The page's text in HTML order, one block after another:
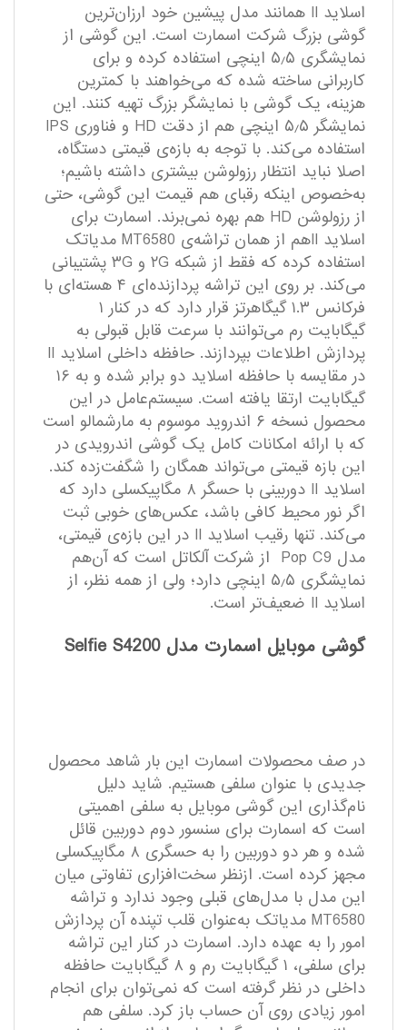
اسلاید II همانند مدل پیشین خود ارزان‌ترین
گوشی بزرگ شرکت اسمارت است. این گوشی از
نمایشگری ۵٫۵ اینچی استفاده کرده و برای
کاربرانی ساخته شده که می‌خواهند با کمترین
هزینه، یک گوشی با نمایشگر بزرگ تهیه کنند. این
نمایشگر ۵٫۵ اینچی هم از دقت HD و فناوری IPS
استفاده می‌کند. با توجه به بازه‌ی قیمتی دستگاه،
اصلا نباید انتظار رزولوشن بیشتری داشته باشیم؛
به‌خصوص اینکه رقبای هم قیمت این گوشی، حتی
از رزولوشن HD هم بهره نمی‌برند. اسمارت برای
اسلاید IIهم از همان تراشه‌ی MT6580 مدیاتک
استفاده کرده که فقط از شبکه ۲G و ۳G پشتیبانی
می‌کند. بر روی این تراشه پردازنده‌ای ۴ هسته‌ای با
فرکانس ۱.۳ گیگاهرتز قرار دارد که در کنار ۱
گیگابایت رم می‌توانند با سرعت قابل قبولی به
پردازش اطلاعات بپردازند. حافظه داخلی اسلاید II
در مقایسه با حافظه اسلاید دو برابر شده و به ۱۶
گیگابایت ارتقا یافته است. سیستم‌عامل در این
محصول نسخه ۶ اندروید موسوم به مارشمالو است
که با ارائه امکانات کامل یک گوشی اندرویدی در
این بازه قیمتی می‌تواند همگان را شگفت‌زده کند.
اسلاید II دوربینی با حسگر ۸ مگاپیکسلی دارد که
اگر نور محیط کافی باشد، عکس‌های خوبی ثبت
می‌کند. تنها رقیب اسلاید II در این بازه‌ی قیمتی،
مدل Pop C9 از شرکت آلکاتل است که آن‌هم
نمایشگری ۵٫۵ اینچی دارد؛ ولی از همه نظر، از
اسلاید II ضعیف‌تر است.
گوشی موبایل اسمارت مدل Selfie S4200
در صف محصولات اسمارت این بار شاهد محصول
جدیدی با عنوان سلفی هستیم. شاید دلیل
نام‌گذاری این گوشی موبایل به سلفی اهمیتی
است که اسمارت برای سنسور دوم دوربین قائل
شده و هر دو دوربین را به حسگری ۸ مگاپیکسلی
مجهز کرده است. ازنظر سخت‌افزاری تفاوتی میان
این مدل با مدل‌های قبلی وجود ندارد و تراشه
MT6580 مدیاتک به‌عنوان قلب تپنده آن پردازش
امور را به عهده دارد. اسمارت در کنار این تراشه
برای سلفی، ۱ گیگابایت رم و ۸ گیگابایت حافظه
داخلی در نظر گرفته است که نمی‌توان برای انجام
امور زیادی روی آن حساب باز کرد. سلفی هم